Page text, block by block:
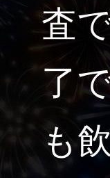
査
了
も